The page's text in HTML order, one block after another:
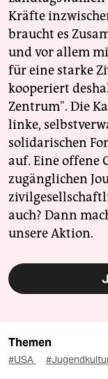
Kräfte
braucht es
und vor allem
für eine starke
kooperiert
Zentrum". Die
linke,
solidarischen
auf. Eine offene
zugänglichen
auch? Dann
unsere Aktion.
Themen
#USA